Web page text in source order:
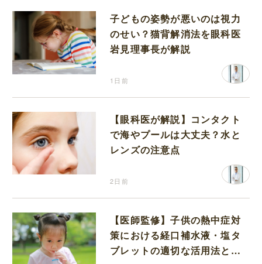
子どもの姿勢が悪いのは視力
のせい？猫背解消法を眼科医
岩見理事長が解説
1日前
【眼科医が解説】コンタクト
で海やプールは大丈夫？水と
レンズの注意点
2日前
【医師監修】子供の熱中症対
策における経口補水液・塩タ
ブレットの適切な活用法と水